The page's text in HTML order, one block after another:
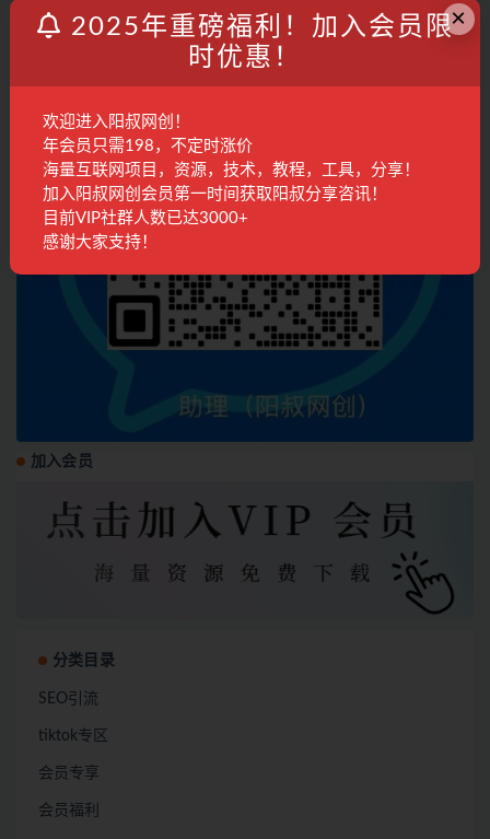
加入会员
分类目录
SEO引流
tiktok专区
会员专享
会员福利
×
2025年重磅福利！加入会员限
时优惠！
欢迎进入阳叔网创！
年会员只需198，不定时涨价
海量互联网项目，资源，技术，教程，工具，分享！
加入阳叔网创会员第一时间获取阳叔分享咨讯！
目前VIP社群人数已达3000+
感谢大家支持！